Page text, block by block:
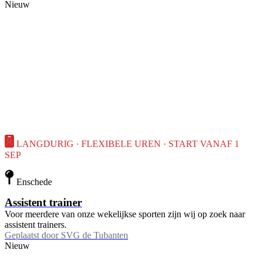
Nieuw
LANGDURIG · FLEXIBELE UREN · START VANAF 1
SEP
Enschede
Assistent trainer
Voor meerdere van onze wekelijkse sporten zijn wij op zoek naar
assistent trainers.
Geplaatst door SVG de Tubanten
Nieuw